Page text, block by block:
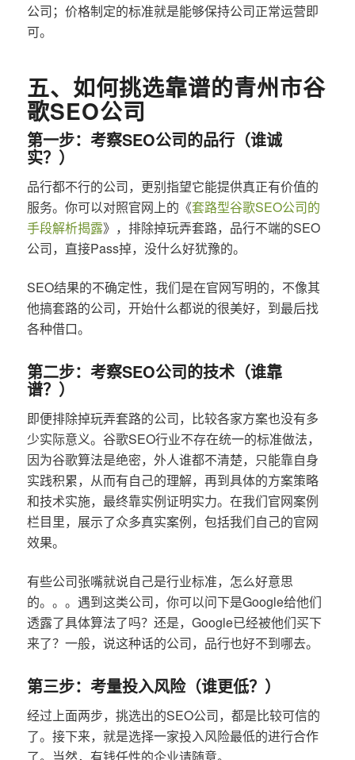
公司；价格制定的标准就是能够保持公司正常运营即
可。
五、如何挑选靠谱的青州市谷
歌SEO公司
第一步：考察SEO公司的品行（谁诚
实？）
品行都不行的公司，更别指望它能提供真正有价值的
服务。你可以对照官网上的《套路型谷歌SEO公司的
手段解析揭露》，排除掉玩弄套路，品行不端的SEO
公司，直接Pass掉，没什么好犹豫的。
SEO结果的不确定性，我们是在官网写明的，不像其
他搞套路的公司，开始什么都说的很美好，到最后找
各种借口。
第二步：考察SEO公司的技术（谁靠
谱？）
即便排除掉玩弄套路的公司，比较各家方案也没有多
少实际意义。谷歌SEO行业不存在统一的标准做法，
因为谷歌算法是绝密，外人谁都不清楚，只能靠自身
实践积累，从而有自己的理解，再到具体的方案策略
和技术实施，最终靠实例证明实力。在我们官网案例
栏目里，展示了众多真实案例，包括我们自己的官网
效果。
有些公司张嘴就说自己是行业标准，怎么好意思
的。。。遇到这类公司，你可以问下是Google给他们
透露了具体算法了吗？还是，Google已经被他们买下
来了？一般，说这种话的公司，品行也好不到哪去。
第三步：考量投入风险（谁更低？）
经过上面两步，挑选出的SEO公司，都是比较可信的
了。接下来，就是选择一家投入风险最低的进行合作